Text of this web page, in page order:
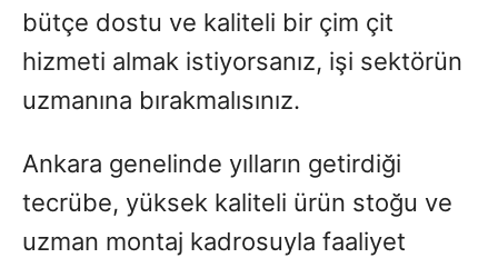
bütçe dostu ve kaliteli bir çim çit
hizmeti almak istiyorsanız, işi sektörün
uzmanına bırakmalısınız.
Ankara genelinde yılların getirdiği
tecrübe, yüksek kaliteli ürün stoğu ve
uzman montaj kadrosuyla faaliyet